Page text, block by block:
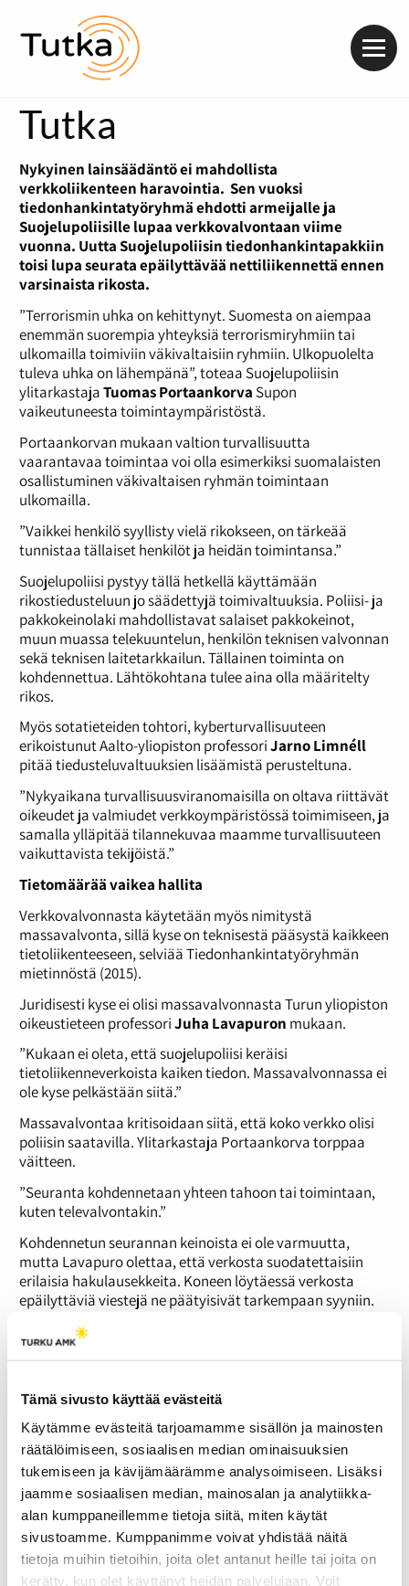
Tämä sivusto käyttää evästeitä
Käytämme evästeitä tarjoamamme sisällön ja mainosten
räätälöimiseen, sosiaalisen median ominaisuuksien
tukemiseen ja kävijämäärämme analysoimiseen. Lisäksi
jaamme sosiaalisen median, mainosalan ja analytiikka-
alan kumppaneillemme tietoja siitä, miten käytät
sivustoamme. Kumppanimme voivat yhdistää näitä
tietoja muihin tietoihin, joita olet antanut heille tai joita on
kerätty, kun olet käyttänyt heidän palvelujaan. Voit
Tutka
Nykyinen lainsäädäntö ei mahdollista
verkkoliikenteen haravointia. Sen vuoksi
tiedonhankintatyöryhmä ehdotti armeijalle ja
Suojelupoliisille lupaa verkkovalvontaan viime
vuonna. Uutta Suojelupoliisin tiedonhankintapakkiin
toisi lupa seurata epäilyttävää nettiliikennettä ennen
varsinaista rikosta.
”Terrorismin uhka on kehittynyt. Suomesta on aiempaa
enemmän suorempia yhteyksiä terrorismiryhmiin tai
ulkomailla toimiviin väkivaltaisiin ryhmiin. Ulkopuolelta
tuleva uhka on lähempänä”, toteaa Suojelupoliisin
ylitarkastajaTuomas Portaankorva Supon
vaikeutuneesta toimintaympäristöstä.
Portaankorvan mukaan valtion turvallisuutta
vaarantavaa toimintaa voi olla esimerkiksi suomalaisten
osallistuminen väkivaltaisen ryhmän toimintaan
ulkomailla.
”Vaikkei henkilö syyllisty vielä rikokseen, on tärkeää
tunnistaa tällaiset henkilöt ja heidän toimintansa.”
Suojelupoliisi pystyy tällä hetkellä käyttämään
rikostiedusteluun jo säädettyjä toimivaltuuksia. Poliisi- ja
pakkokeinolaki mahdollistavat salaiset pakkokeinot,
muun muassa telekuuntelun, henkilön teknisen valvonnan
sekä teknisen laitetarkkailun. Tällainen toiminta on
kohdennettua. Lähtökohtana tulee aina olla määritelty
rikos.
Myös sotatieteiden tohtori, kyberturvallisuuteen
erikoistunut Aalto-yliopiston professoriJarno Limnéll
pitää tiedusteluvaltuuksien lisäämistä perusteltuna.
”Nykyaikana turvallisuusviranomaisilla on oltava riittävät
oikeudet ja valmiudet verkkoympäristössä toimimiseen, ja
samalla ylläpitää tilannekuvaa maamme turvallisuuteen
vaikuttavista tekijöistä.”
Tietomäärää vaikea hallita
Verkkovalvonnasta käytetään myös nimitystä
massavalvonta, sillä kyse on teknisestä pääsystä kaikkeen
tietoliikenteeseen, selviää Tiedonhankintatyöryhmän
mietinnöstä (2015).
Juridisesti kyse ei olisi massavalvonnasta Turun yliopiston
oikeustieteen professoriJuha Lavapuron mukaan.
”Kukaan ei oleta, että suojelupoliisi keräisi
tietoliikenneverkoista kaiken tiedon. Massavalvonnassa ei
ole kyse pelkästään siitä.”
Massavalvontaa kritisoidaan siitä, että koko verkko olisi
poliisin saatavilla. Ylitarkastaja Portaankorva torppaa
väitteen.
”Seuranta kohdennetaan yhteen tahoon tai toimintaan,
kuten televalvontakin.”
Kohdennetun seurannan keinoista ei ole varmuutta,
mutta Lavapuro olettaa, että verkosta suodatettaisiin
erilaisia hakulausekkeita. Koneen löytäessä verkosta
epäilyttäviä viestejä ne päätyisivät tarkempaan syyniin.
henkilötietojen käsittelyksi.
massavalvontaa, mikä sitten?”
Ongelmallista on myös elektronisen tiedon määrä. Suurta
tietomäärää on vaikea valvoa tehokkaasti. Ranskassa
poliiseilla on tiedusteluvaltuudet. Siitä huolimatta Pariisin
iskuja ei voitu estää.
”Nämä eivät ole aukottomia keinoja. Terrori-iskun jäsenet
olivat poliisin rekistereissä, mutta tietoa ei pystytty
hyödyntämään sen ison määrän vuoksi.”